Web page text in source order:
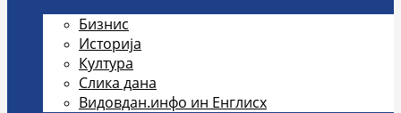
Бизнис
Историја
Култура
Слика дана
Видовдан.инфо ин Енглисх